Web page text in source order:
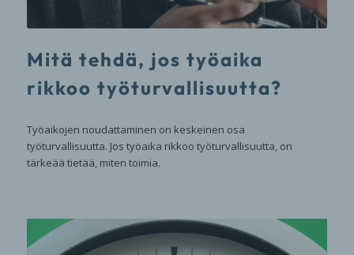
Mitä tehdä, jos työaika
rikkoo työturvallisuutta?
Työaikojen noudattaminen on keskeinen osa
työturvallisuutta. Jos työaika rikkoo työturvallisuutta, on
tärkeää tietää, miten toimia.